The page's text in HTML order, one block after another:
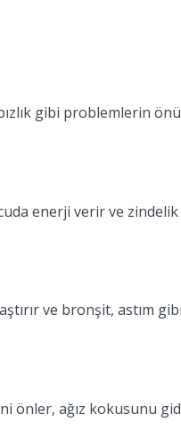
gibi problemlerin
enerji verir ve
ve bronşit, astım
önler, ağız kokusunu